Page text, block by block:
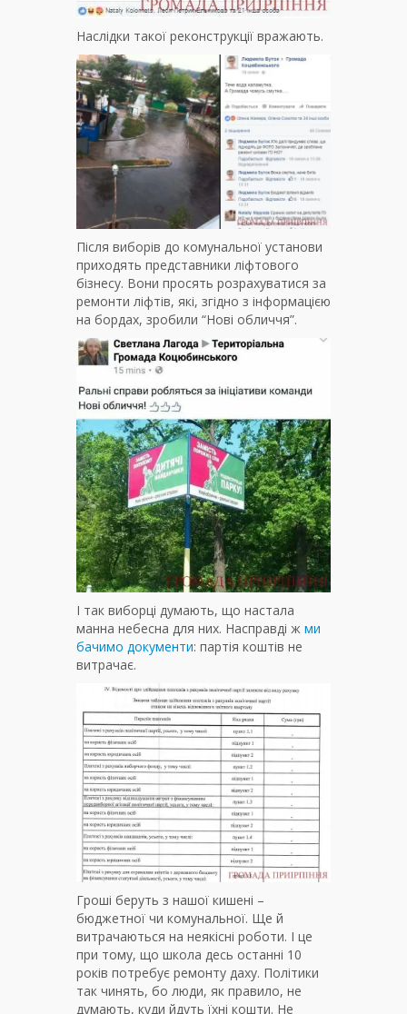
Наслідки такої реконструкції вражають.
Після виборів до комунальної установи
приходять представники ліфтового
бізнесу. Вони просять розрахуватися за
ремонти ліфтів, які, згідно з інформацією
на бордах, зробили “Нові обличчя”.
І так виборці думають, що настала
манна небесна для них. Насправді ж ми
бачимо документи: партія коштів не
витрачає.
Гроші беруть з нашої кишені –
бюджетної чи комунальної. Ще й
витрачаються на неякісні роботи. І це
при тому, що школа десь останні 10
років потребує ремонту даху. Політики
так чинять, бо люди, як правило, не
думають, куди йдуть їхні кошти. Не